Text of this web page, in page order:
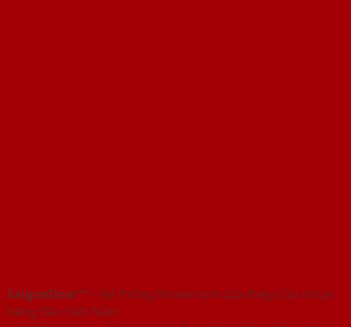
SaigonDoor™ - Hệ thống Showroom cửa thép cửa nhựa
hàng đầu Việt Nam